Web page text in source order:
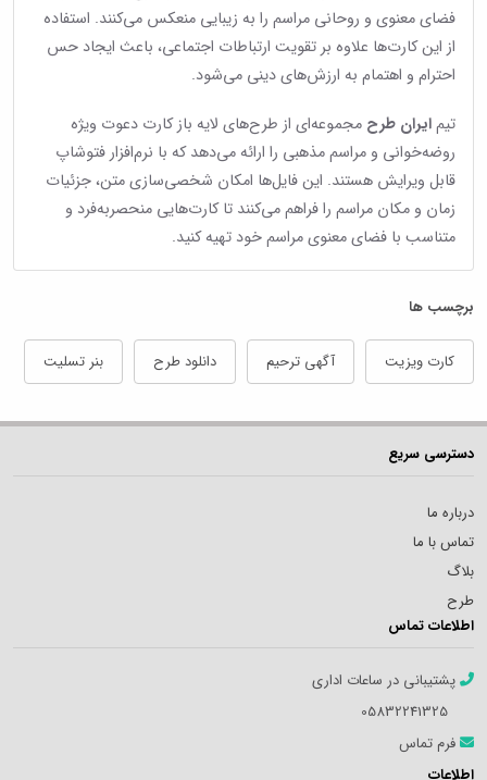
فضای معنوی و روحانی مراسم را به زیبایی منعکس می‌کنند. استفاده
از این کارت‌ها علاوه بر تقویت ارتباطات اجتماعی، باعث ایجاد حس
احترام و اهتمام به ارزش‌های دینی می‌شود.
تیمایران طرح مجموعه‌ای از طرح‌های لایه باز کارت دعوت ویژه
روضه‌خوانی و مراسم مذهبی را ارائه می‌دهد که با نرم‌افزار فتوشاپ
قابل ویرایش هستند. این فایل‌ها امکان شخصی‌سازی متن، جزئیات
زمان و مکان مراسم را فراهم می‌کنند تا کارت‌هایی منحصربه‌فرد و
متناسب با فضای معنوی مراسم خود تهیه کنید.
برچسب ها
کارت ویزیت آگهی ترحیم دانلود طرح بنر تسلیت
دسترسی سریع
درباره ما
تماس با ما
بلاگ
طرح
اطلاعات تماس
پشتیبانی در ساعات اداری
05832241325
فرم تماس
اطلاعات